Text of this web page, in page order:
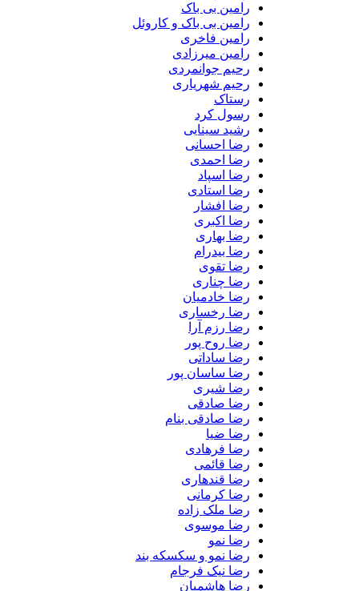
رامین بی باک
رامین بی باک و کاروئل
رامین فاخری
رامین میرزادی
رحیم جوانمردی
رحیم شهریاری
رستاک
رسول کرد
رشید سینایی
رضا احسانی
رضا احمدی
رضا اسپاد
رضا استادی
رضا افشار
رضا اکبری
رضا بهاری
رضا بیدرام
رضا تقوی
رضا چناری
رضا خادمیان
رضا رخساری
رضا رزم آرا
رضا روح پور
رضا ساداتی
رضا ساسان پور
رضا شیری
رضا صادقی
رضا صادقی بنام
رضا ضیا
رضا فرهادی
رضا قائمی
رضا قندهاری
رضا کرمانی
رضا ملک زاده
رضا موسوی
رضا نمو
رضا نمو و سکسکه بند
رضا نیک فرجام
رضا هاشمیان